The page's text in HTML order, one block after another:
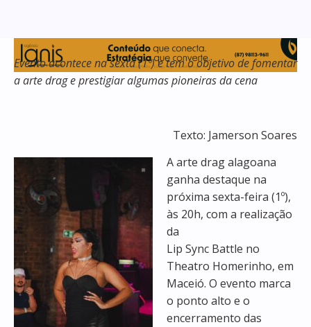
Evento acontece na sexta (1º) e tem o objetivo de fomentar
a arte drag e prestigiar algumas pioneiras da cena
Texto: Jamerson Soares
A arte drag alagoana
ganha destaque na
próxima sexta-feira (1º),
às 20h, com a realização
da
Lip Sync Battle no
Theatro Homerinho, em
Maceió. O evento marca
o ponto alto e o
encerramento das